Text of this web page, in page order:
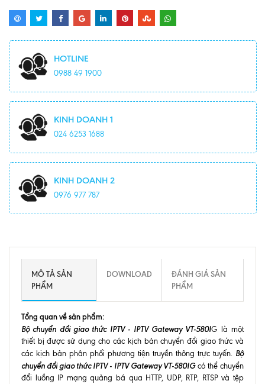
HOTLINE
0988 49 1900
KINH DOANH 1
024 6253 1688
KINH DOANH 2
0976 977 787
MÔ TẢ SẢN
PHẨM
DOWNLOAD
ĐÁNH GIÁ SẢN
PHẨM
Tổng quan về sản phẩm:
Bộ chuyển đổi giao thức IPTV - IPTV Gateway VT-580IG là một
thiết bị được sử dụng cho các kịch bản chuyển đổi giao thức và
các kịch bản phân phối phương tiện truyền thông trực tuyến. Bộ
chuyển đổi giao thức IPTV - IPTV Gateway VT-580IGcó thể chuyển
đổi luồng IP mạng quảng bá qua HTTP, UDP, RTP, RTSP và tệp